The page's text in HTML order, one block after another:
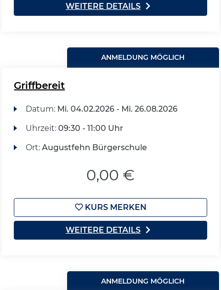
WEITERE DETAILS
ANMELDUNG MÖGLICH
Griffbereit
Datum: Mi. 04.02.2026 - Mi. 26.08.2026
Uhrzeit: 09:30 - 11:00 Uhr
Ort: Augustfehn Bürgerschule
0,00 €
KURS MERKEN
WEITERE DETAILS
ANMELDUNG MÖGLICH